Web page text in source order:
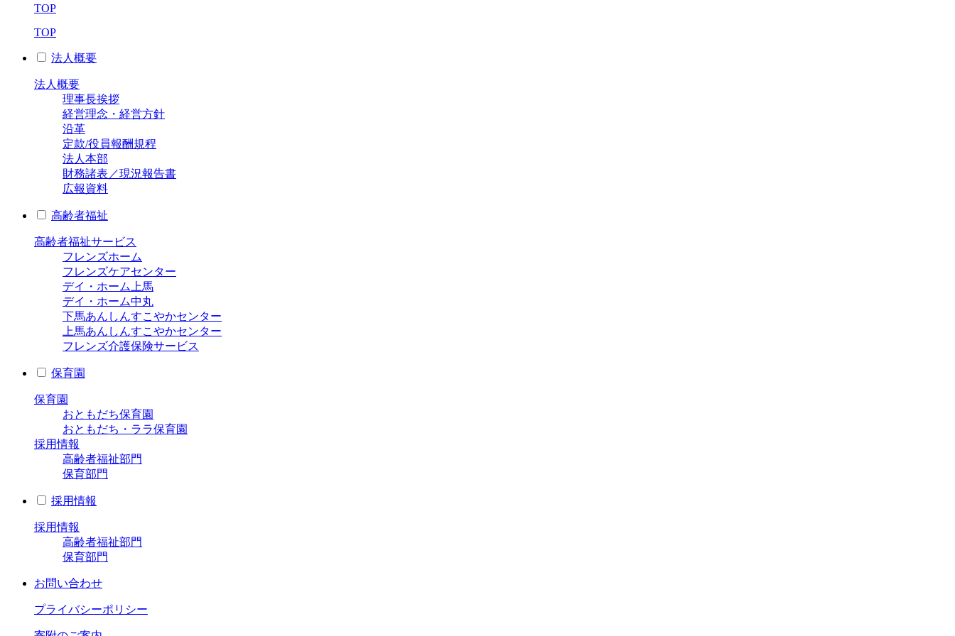
TOP
TOP
法人概要
法人概要
理事長挨拶
経営理念・経営方針
沿革
定款/役員報酬規程
法人本部
財務諸表／現況報告書
広報資料
高齢者福祉
高齢者福祉サービス
フレンズホーム
フレンズケアセンター
デイ・ホーム上馬
デイ・ホーム中丸
下馬あんしんすこやかセンター
上馬あんしんすこやかセンター
フレンズ介護保険サービス
保育園
保育園
おともだち保育園
おともだち・ララ保育園
採用情報
高齢者福祉部門
保育部門
採用情報
採用情報
高齢者福祉部門
保育部門
お問い合わせ
プライバシーポリシー